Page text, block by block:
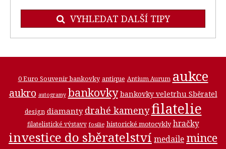
VYHLEDAT DALŠÍ TIPY
0 Euro Souvenir bankovky antique Antium Aurum aukce
aukro autogramy bankovky bankovky veletrhu Sběratel
design diamanty drahé kamenyfilatelie
filatelistické výstavy fosilie historické motocykly hračky
investice do sběratelství medaile mince